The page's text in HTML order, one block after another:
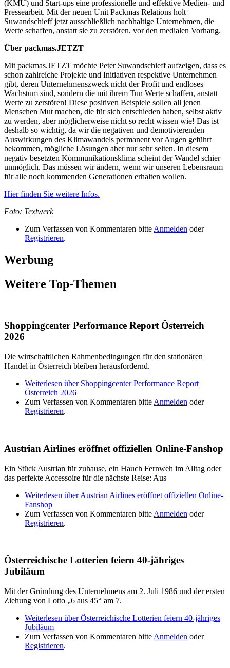
(KMU) und Start-ups eine professionelle und effektive Medien- und
Pressearbeit. Mit der neuen Unit Packmas Relations holt
Suwandschieff jetzt ausschließlich nachhaltige Unternehmen, die
Werte schaffen, anstatt sie zu zerstören, vor den medialen Vorhang.
Über packmas.JETZT
Mit packmas.JETZT möchte Peter Suwandschieff aufzeigen, dass es
schon zahlreiche Projekte und Initiativen respektive Unternehmen
gibt, deren Unternehmenszweck nicht der Profit und endloses
Wachstum sind, sondern die mit ihrem Tun Werte schaffen, anstatt
Werte zu zerstören! Diese positiven Beispiele sollen all jenen
Menschen Mut machen, die für sich entschieden haben, selbst aktiv
zu werden, aber möglicherweise nicht so recht wissen wie! Das ist
deshalb so wichtig, da wir die negativen und demotivierenden
Auswirkungen des Klimawandels permanent vor Augen geführt
bekommen, mögliche Lösungen aber nur sehr selten. In diesem
negativ besetzten Kommunikationsklima scheint der Wandel schier
unmöglich. Das müssen wir ändern, wenn wir unseren Lebensraum
für alle noch kommenden Generationen erhalten wollen.
Hier finden Sie weitere Infos.
Foto: Textwerk
Zum Verfassen von Kommentaren bitte Anmelden oder
Registrieren.
Werbung
Weitere Top-Themen
Shoppingcenter Performance Report Österreich
2026
Die wirtschaftlichen Rahmenbedingungen für den stationären
Handel in Österreich bleiben herausfordernd.
Weiterlesen über Shoppingcenter Performance Report
Österreich 2026
Zum Verfassen von Kommentaren bitte Anmelden oder
Registrieren.
Austrian Airlines eröffnet offiziellen Online-Fanshop
Ein Stück Austrian für zuhause, ein Hauch Fernweh im Alltag oder
das perfekte Accessoire für die nächste Reise: Aus
Weiterlesen über Austrian Airlines eröffnet offiziellen Online-
Fanshop
Zum Verfassen von Kommentaren bitte Anmelden oder
Registrieren.
Österreichische Lotterien feiern 40-jähriges
Jubiläum
Mit der Gründung des Unternehmens am 2. Juli 1986 und der ersten
Ziehung von Lotto „6 aus 45“ am 7.
Weiterlesen über Österreichische Lotterien feiern 40-jähriges
Jubiläum
Zum Verfassen von Kommentaren bitte Anmelden oder
Registrieren.